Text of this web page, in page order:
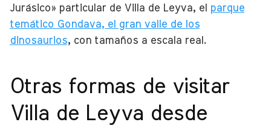
Jurásico» particular de Villa de Leyva, el
parque
temático Gondava, el gran valle de los
dinosaurios, con tamaños a escala real.
Otras formas de visitar
Villa de Leyva desde